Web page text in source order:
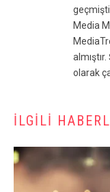
Media
olarak
İLGILI